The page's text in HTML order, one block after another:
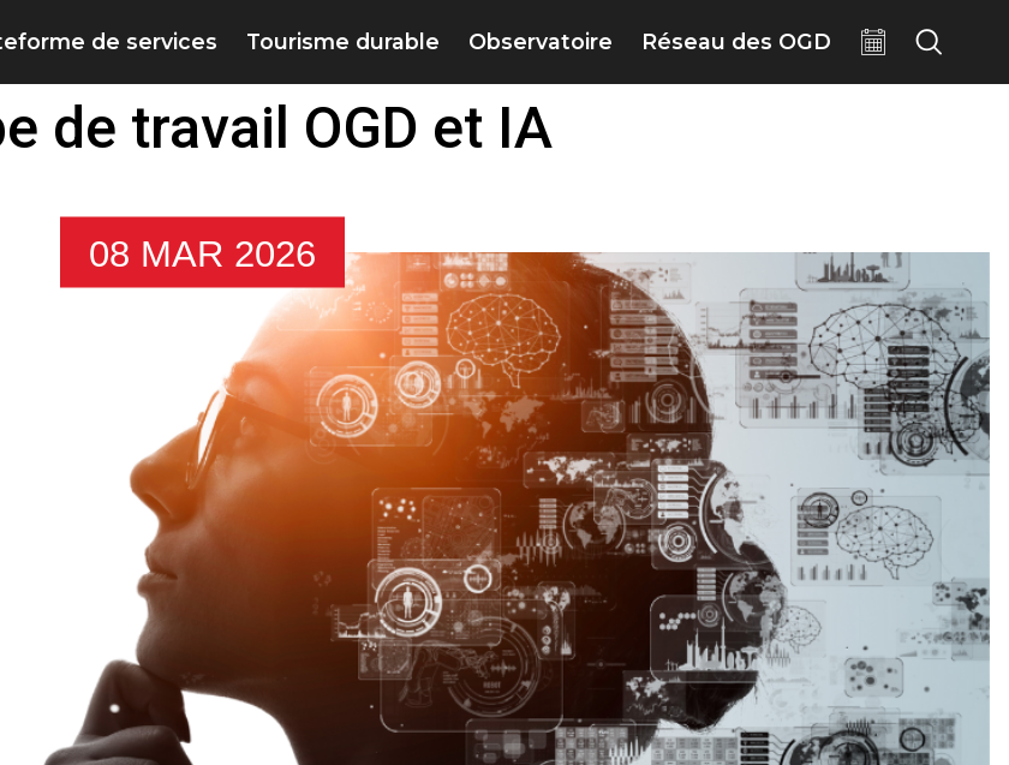
de services Tourisme durable Observatoire Réseau des OGD
de travail OGD et IA
08 MAR 2026